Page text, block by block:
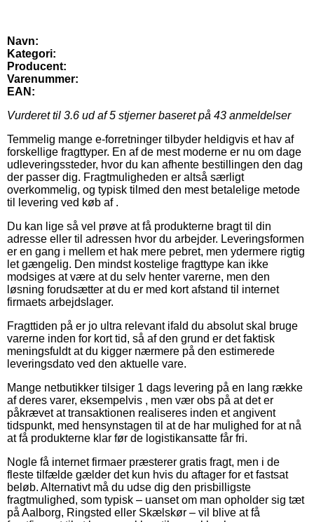
Navn:
Kategori:
Producent:
Varenummer:
EAN:
Vurderet til 3.6 ud af 5 stjerner baseret på 43 anmeldelser
Temmelig mange e-forretninger tilbyder heldigvis et hav af
forskellige fragttyper. En af de mest moderne er nu om dage
udleveringssteder, hvor du kan afhente bestillingen den dag
der passer dig. Fragtmuligheden er altså særligt
overkommelig, og typisk tilmed den mest betalelige metode
til levering ved køb af .
Du kan lige så vel prøve at få produkterne bragt til din
adresse eller til adressen hvor du arbejder. Leveringsformen
er en gang i mellem et hak mere pebret, men ydermere rigtig
let gængelig. Den mindst kostelige fragttype kan ikke
modsiges at være at du selv henter varerne, men den
løsning forudsætter at du er med kort afstand til internet
firmaets arbejdslager.
Fragttiden på er jo ultra relevant ifald du absolut skal bruge
varerne inden for kort tid, så af den grund er det faktisk
meningsfuldt at du kigger nærmere på den estimerede
leveringsdato ved den aktuelle vare.
Mange netbutikker tilsiger 1 dags levering på en lang række
af deres varer, eksempelvis , men vær obs på at det er
påkrævet at transaktionen realiseres inden et angivent
tidspunkt, med hensynstagen til at de har mulighed for at nå
at få produkterne klar før de logistikansatte får fri.
Nogle få internet firmaer præsterer gratis fragt, men i de
fleste tilfælde gælder det kun hvis du aftager for et fastsat
beløb. Alternativt må du udse dig den prisbilligste
fragtmulighed, som typisk – uanset om man opholder sig tæt
på Aalborg, Ringsted eller Skælskør – vil blive at få